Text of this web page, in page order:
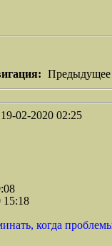
02-2020 02:25
когда